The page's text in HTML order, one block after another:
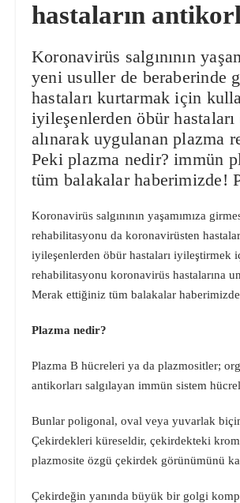
hastaların
Koronavirüs salgınının
yeni usuller de beraberinde
hastaları kurtarmak için
iyileşenlerden öbür
alınarak uygulanan plazma
Peki plazma nedir? immün
tüm balakalar
Koronavirüs salgınının yaşamımıza
rehabilitasyonu da koronavirüsten
iyileşenlerden öbür hastaları iyileştirmek
rehabilitasyonu koronavirüs hastalarına
Merak ettiğiniz tüm balakalar
Plazma nedir?
Plazma B hücreleri ya da plazmositler;
antikorları salgılayan immün sistem
Bunlar poligonal, oval veya yuvarlak
Çekirdekleri küreseldir, çekirdekteki
plazmosite özgü çekirdek görünümünü
Çekirdeğin yanında büyük bir golgi